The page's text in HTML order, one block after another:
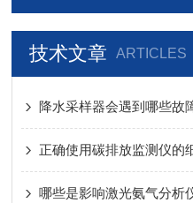
技术文章 ARTICLES
降水采样器会遇到哪些故
正确使用碳排放监测仪的
哪些是影响激光氨气分析